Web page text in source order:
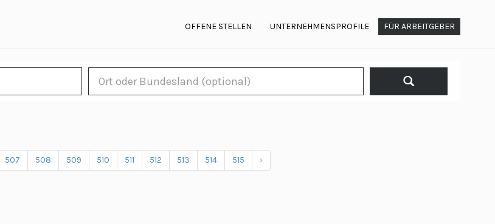
OFFENE STELLEN UNTERNEHMENSPROFILE FÜR ARBEITGEBER
507 508 509 510 511 512 513 514 515 ›